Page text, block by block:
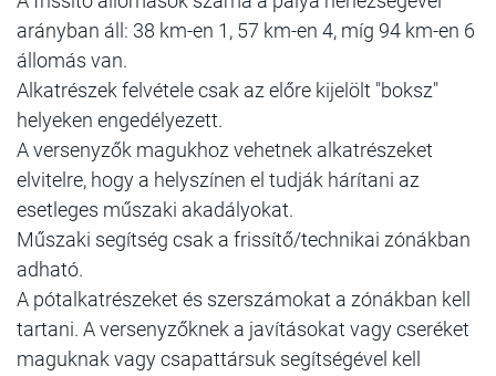
arányban áll: 38 km-en 1, 57 km-en 4, míg 94 km-en 6
állomás van.
Alkatrészek felvétele csak az előre kijelölt "boksz"
helyeken engedélyezett.
A versenyzők magukhoz vehetnek alkatrészeket
elvitelre, hogy a helyszínen el tudják hárítani az
esetleges műszaki akadályokat.
Műszaki segítség csak a frissítő/technikai zónákban
adható.
A pótalkatrészeket és szerszámokat a zónákban kell
tartani. A versenyzőknek a javításokat vagy cseréket
maguknak vagy csapattársuk segítségével kell